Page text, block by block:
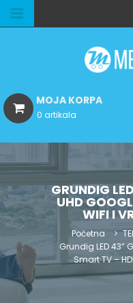
MOJA KORPA
0 artikala
GRUNDIG
UHD
WIFI I
Početna
Grundig LED 43”
Smart TV –